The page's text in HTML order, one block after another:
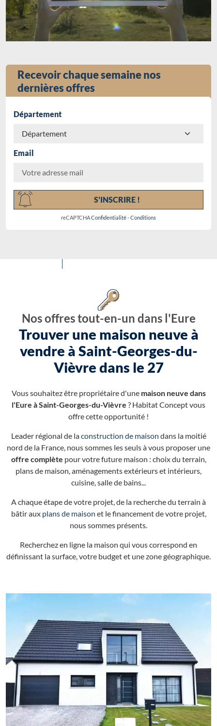
Recevoir chaque semaine nos
dernières offres
Département
Email
S'INSCRIRE !
reCAPTCHAConfidentialité-Conditions
Nos offres tout-en-un dans l'Eure
Trouver une maison neuve à
vendre à Saint-Georges-du-
Vièvre dans le 27
Vous souhaitez être propriétaire d'une maison neuve dans
l'Eure à Saint-Georges-du-Vièvre ? Habitat Concept vous
offre cette opportunité !
Leader régional de laconstruction de maison dans la moitié
nord de la France, nous sommes les seuls à vous proposer une
offre complète pour votre future maison : choix du terrain,
plans de maison, aménagements extérieurs et intérieurs,
cuisine, salle de bains...
A chaque étape de votre projet, de la recherche du terrain à
bâtir aux plans de maison et le financement de votre projet,
nous sommes présents.
Recherchez en ligne la maison qui vous correspond en
définissant la surface, votre budget et une zone géographique.